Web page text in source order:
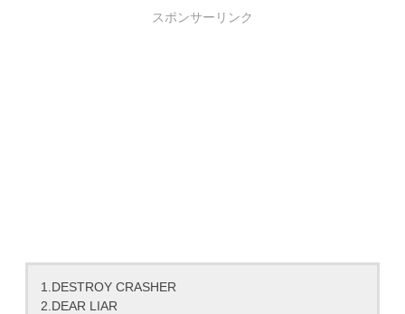
スポンサーリンク
1.DESTROY CRASHER
2.DEAR LIAR